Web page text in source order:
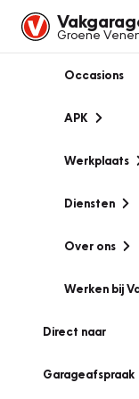
Groene
Occasions
APK
Werkplaats
Diensten
Over ons
Werken bij
Direct naar
Garageafspraak